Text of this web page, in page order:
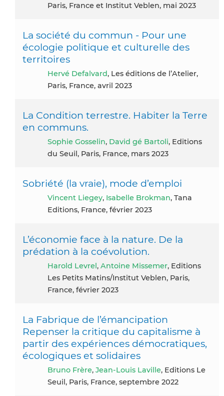
Paris, France et Institut Veblen, mai 2023
La société du commun - Pour une
écologie politique et culturelle des
territoires
Hervé Defalvard, Les éditions de l’Atelier,
Paris, France, avril 2023
La Condition terrestre. Habiter la Terre
en communs.
Sophie Gosselin, David gé Bartoli, Editions
du Seuil, Paris, France, mars 2023
Sobriété (la vraie), mode d’emploi
Vincent Liegey, Isabelle Brokman, Tana
Editions, France, février 2023
L’économie face à la nature. De la
prédation à la coévolution.
Harold Levrel, Antoine Missemer, Editions
Les Petits Matins/Institut Veblen, Paris,
France, février 2023
La Fabrique de l’émancipation
Repenser la critique du capitalisme à
partir des expériences démocratiques,
écologiques et solidaires
Bruno Frère, Jean-Louis Laville, Editions Le
Seuil, Paris, France, septembre 2022